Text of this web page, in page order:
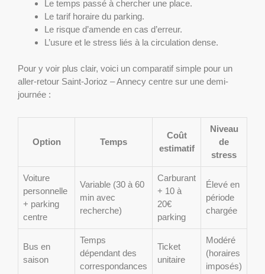
Le temps passé à chercher une place.
Le tarif horaire du parking.
Le risque d’amende en cas d’erreur.
L’usure et le stress liés à la circulation dense.
Pour y voir plus clair, voici un comparatif simple pour un
aller-retour Saint-Jorioz – Annecy centre sur une demi-
journée :
Option Temps
Coût
estimatif
Niveau
de
stress
Voiture
personnelle
+ parking
centre
Variable (30 à 60
min avec
recherche)
Carburant
+ 10 à
20€
parking
Élevé en
période
chargée
Bus en
saison
Temps
dépendant des
correspondances
Ticket
unitaire
Modéré
(horaires
imposés)